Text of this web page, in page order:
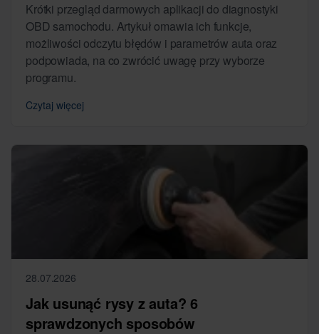
Krótki przegląd darmowych aplikacji do diagnostyki
OBD samochodu. Artykuł omawia ich funkcje,
możliwości odczytu błędów i parametrów auta oraz
podpowiada, na co zwrócić uwagę przy wyborze
programu.
Czytaj więcej
28.07.2026
Jak usunąć rysy z auta? 6
sprawdzonych sposobów